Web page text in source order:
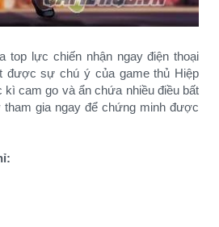
top lực chiến nhận ngay điện thoại
được sự chú ý của game thủ Hiệp
cam go và ẩn chứa nhiều điều bất
gia ngay để chứng minh được